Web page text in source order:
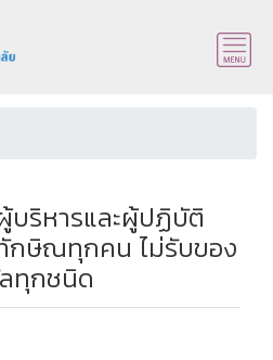
บริหารและผู้ปฏิบัติ
กษิณทุกคน ไม่รับของ
ทุกชนิด